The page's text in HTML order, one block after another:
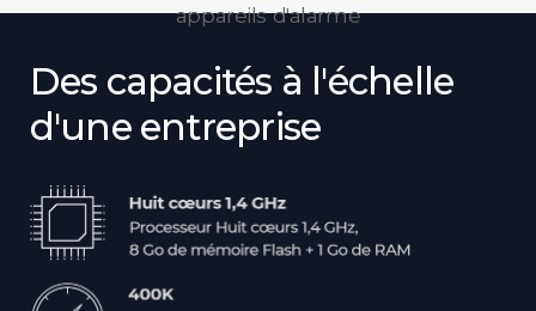
appareils d'alarme
Des capacités à l'échelle
d'une entreprise